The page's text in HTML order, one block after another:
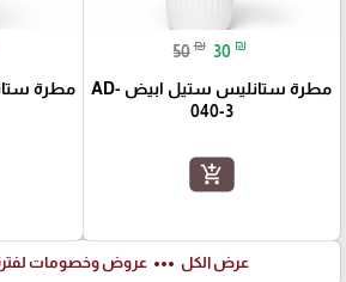
50 ₪ 30 ₪
مطرة ستانليس ستيل ابيض AD-
040-3
add_shopping_cart
عرض الكل more_horiz عروض وخصومات